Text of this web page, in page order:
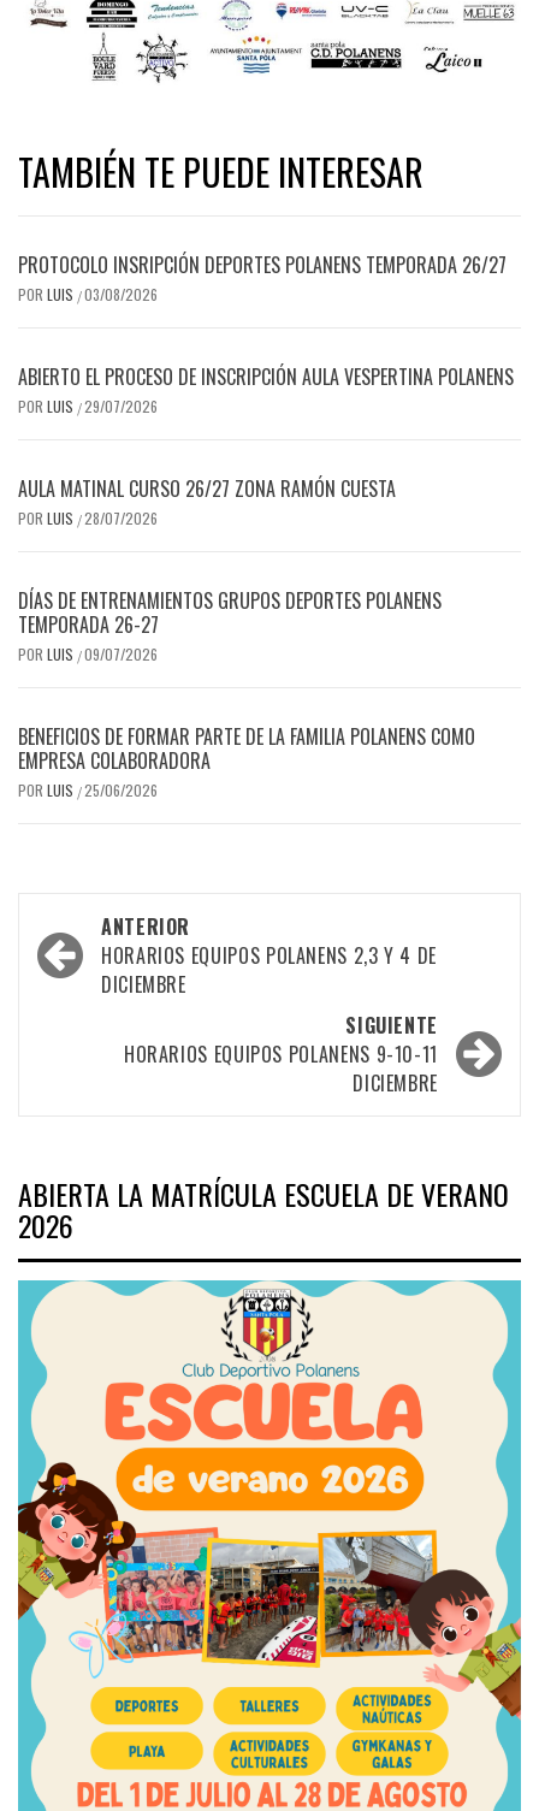
TAMBIÉN TE PUEDE INTERESAR
PROTOCOLO INSRIPCIÓN DEPORTES POLANENS TEMPORADA 26/27
POR LUIS /03/08/2026
ABIERTO EL PROCESO DE INSCRIPCIÓN AULA VESPERTINA POLANENS
POR LUIS /29/07/2026
AULA MATINAL CURSO 26/27 ZONA RAMÓN CUESTA
POR LUIS /28/07/2026
DÍAS DE ENTRENAMIENTOS GRUPOS DEPORTES POLANENS
TEMPORADA 26-27
POR LUIS /09/07/2026
BENEFICIOS DE FORMAR PARTE DE LA FAMILIA POLANENS COMO
EMPRESA COLABORADORA
POR LUIS /25/06/2026
Navegación
por
entradas
ANTERIOR
HORARIOS EQUIPOS POLANENS 2,3 Y 4 DE
DICIEMBRE
SIGUIENTE
HORARIOS EQUIPOS POLANENS 9-10-11
DICIEMBRE
ABIERTA LA MATRÍCULA ESCUELA DE VERANO
2026